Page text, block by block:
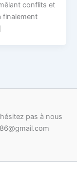
conflits et
finalement
pas à nous